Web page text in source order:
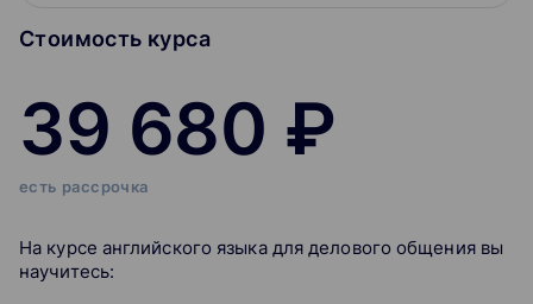
Стоимость курса
39 680 ₽
есть рассрочка
На курсе английского языка для делового общения вы
научитесь: